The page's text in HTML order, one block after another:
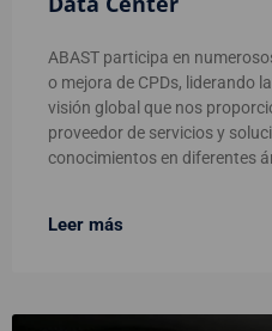
ABAST participa en
o mejora de CPDs, liderando
visión global que nos
proveedor de servicios y
conocimientos en diferentes
Leer más